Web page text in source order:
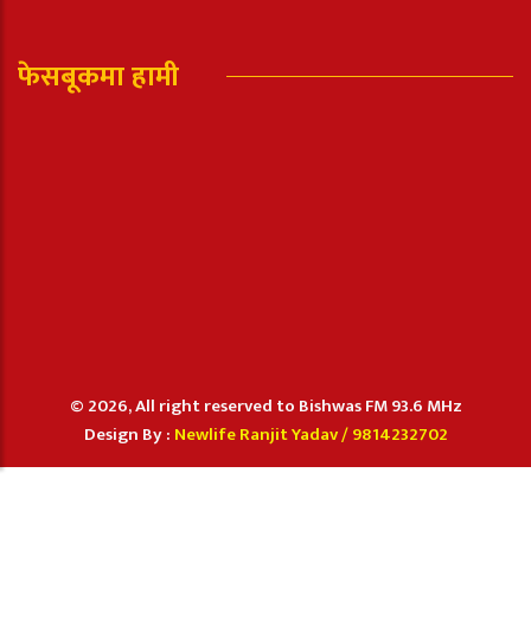
फेसबूकमा हामी
© 2026, All right reserved to Bishwas FM 93.6 MHz
Design By : Newlife Ranjit Yadav /9814232702